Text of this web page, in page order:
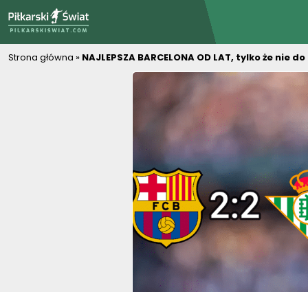
Strona główna » NAJLEPSZA BARCELONA OD LAT, tylko że nie